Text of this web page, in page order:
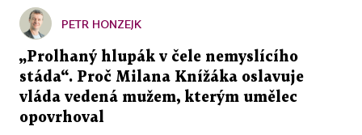
PETR HONZEJK
„Prolhaný hlupák v čele nemyslícího
stáda“. Proč Milana Knížáka oslavuje
vláda vedená mužem, kterým umělec
opovrhoval